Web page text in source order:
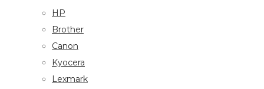
HP
Brother
Canon
Kyocera
Lexmark